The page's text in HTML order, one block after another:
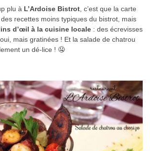
plu à L’Ardoise Bistrot , c’est que la carte
recettes moins typiques du bistrot, mais
d’œil à la cuisine locale : des écrevisses
mais gratinées ! Et la salade de chatrou
un dé-lice ! 🤤